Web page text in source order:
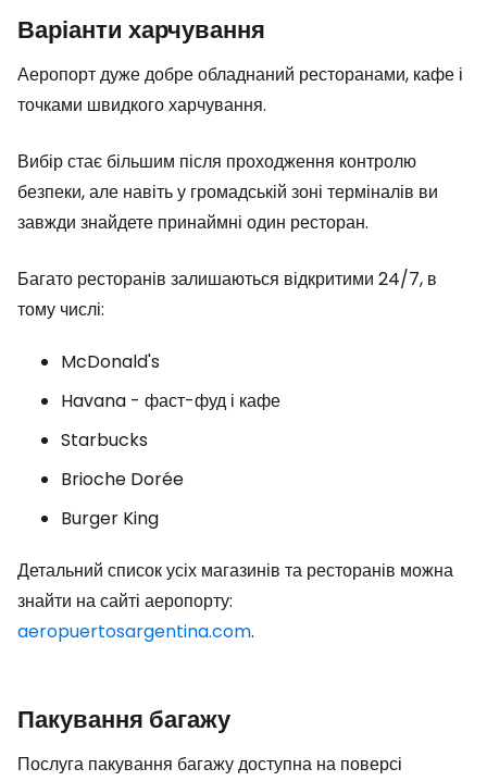
Варіанти харчування
Аеропорт дуже добре обладнаний ресторанами, кафе і
точками швидкого харчування.
Вибір стає більшим після проходження контролю
безпеки, але навіть у громадській зоні терміналів ви
завжди знайдете принаймні один ресторан.
Багато ресторанів залишаються відкритими 24/7, в
тому числі:
McDonald's
Havana - фаст-фуд і кафе
Starbucks
Brioche Dorée
Burger King
Детальний список усіх магазинів та ресторанів можна
знайти на сайті аеропорту:
aeropuertosargentina.com.
Пакування багажу
Послуга пакування багажу доступна на поверсі